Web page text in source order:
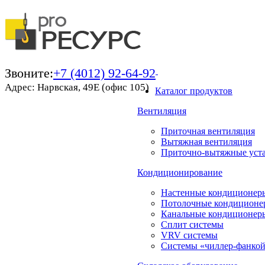
Звоните:+7 (4012) 92-64-92
Адрес: Нарвская, 49Е (офис 105)
Каталог продуктов
Вентиляция
Приточная вентиляция
Вытяжная вентиляция
Приточно-вытяжные
Кондиционирование
Настенные
Потолочные
Канальные
Сплит системы
VRV системы
Системы «чиллер-